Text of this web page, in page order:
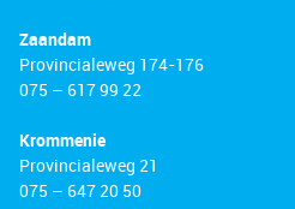
Zaandam
Provincialeweg 174-176
075 – 617 99 22
Krommenie
Provincialeweg 21
075 – 647 20 50